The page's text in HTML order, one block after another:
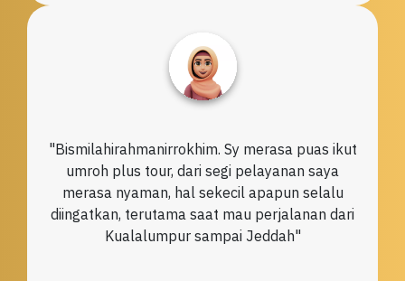
"Bismilahirahmanirrokhim. Sy merasa puas ikut
umroh plus tour, dari segi pelayanan saya
merasa nyaman, hal sekecil apapun selalu
diingatkan, terutama saat mau perjalanan dari
Kualalumpur sampai Jeddah"